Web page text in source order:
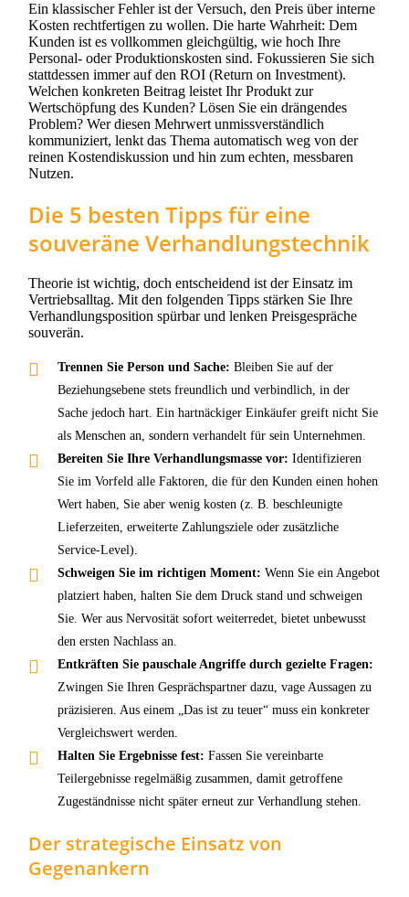
Ein klassischer Fehler ist der Versuch, den Preis über interne
Kosten rechtfertigen zu wollen. Die harte Wahrheit: Dem
Kunden ist es vollkommen gleichgültig, wie hoch Ihre
Personal- oder Produktionskosten sind. Fokussieren Sie sich
stattdessen immer auf den ROI (Return on Investment).
Welchen konkreten Beitrag leistet Ihr Produkt zur
Wertschöpfung des Kunden? Lösen Sie ein drängendes
Problem? Wer diesen Mehrwert unmissverständlich
kommuniziert, lenkt das Thema automatisch weg von der
reinen Kostendiskussion und hin zum echten, messbaren
Nutzen.
Die 5 besten Tipps für eine
souveräne Verhandlungstechnik
Theorie ist wichtig, doch entscheidend ist der Einsatz im
Vertriebsalltag. Mit den folgenden Tipps stärken Sie Ihre
Verhandlungsposition spürbar und lenken Preisgespräche
souverän.
Trennen Sie Person und Sache: Bleiben Sie auf der
Beziehungsebene stets freundlich und verbindlich, in der
Sache jedoch hart. Ein hartnäckiger Einkäufer greift nicht Sie
als Menschen an, sondern verhandelt für sein Unternehmen.
Bereiten Sie Ihre Verhandlungsmasse vor: Identifizieren
Sie im Vorfeld alle Faktoren, die für den Kunden einen hohen
Wert haben, Sie aber wenig kosten (z. B. beschleunigte
Lieferzeiten, erweiterte Zahlungsziele oder zusätzliche
Service-Level).
Schweigen Sie im richtigen Moment: Wenn Sie ein Angebot
platziert haben, halten Sie dem Druck stand und schweigen
Sie. Wer aus Nervosität sofort weiterredet, bietet unbewusst
den ersten Nachlass an.
Entkräften Sie pauschale Angriffe durch gezielte Fragen:
Zwingen Sie Ihren Gesprächspartner dazu, vage Aussagen zu
präzisieren. Aus einem „Das ist zu teuer“ muss ein konkreter
Vergleichswert werden.
Halten Sie Ergebnisse fest: Fassen Sie vereinbarte
Teilergebnisse regelmäßig zusammen, damit getroffene
Zugeständnisse nicht später erneut zur Verhandlung stehen.
Der strategische Einsatz von
Gegenankern